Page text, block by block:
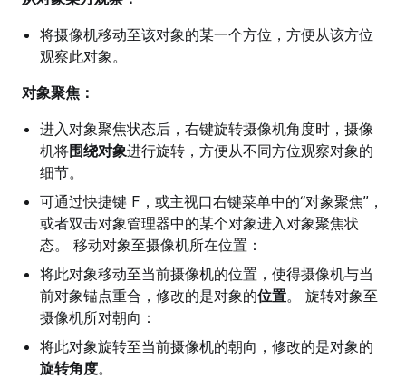
将摄像机移动至该对象的某一个方位，方便从该方位
观察此对象。
对象聚焦：
进入对象聚焦状态后，右键旋转摄像机角度时，摄像
机将围绕对象进行旋转，方便从不同方位观察对象的
细节。
可通过快捷键 F，或主视口右键菜单中的“对象聚焦”，
或者双击对象管理器中的某个对象进入对象聚焦状
态。 移动对象至摄像机所在位置：
将此对象移动至当前摄像机的位置，使得摄像机与当
前对象锚点重合，修改的是对象的位置。 旋转对象至
摄像机所对朝向：
将此对象旋转至当前摄像机的朝向，修改的是对象的
旋转角度。